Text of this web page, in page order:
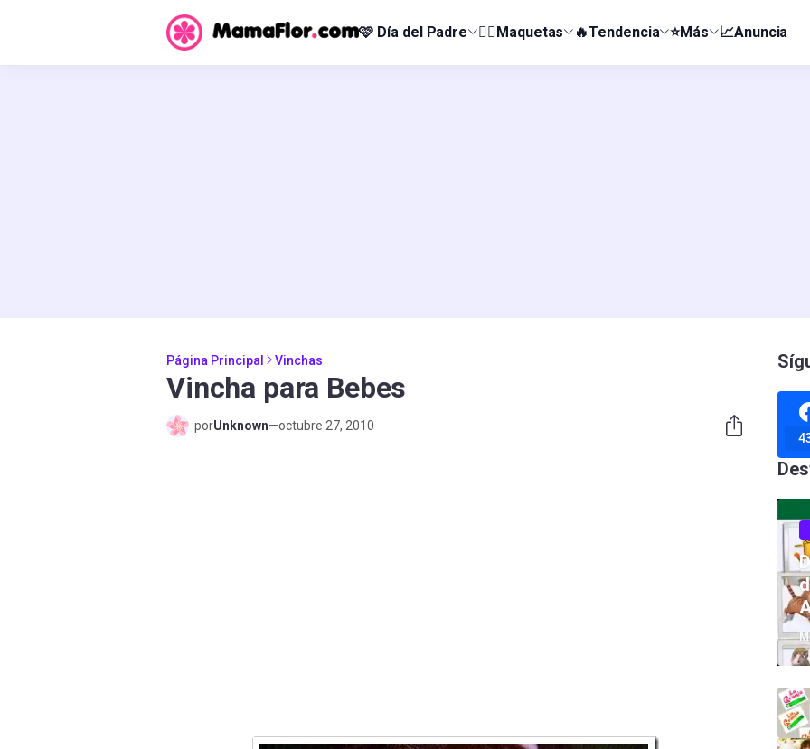
🩷 Día del Padre 👰‍♀️Maquetas 🔥Tendencia ⭐Más 📈Anuncia
Página Principal Vinchas
Vincha para Bebes
porUnknown—octubre 27, 2010